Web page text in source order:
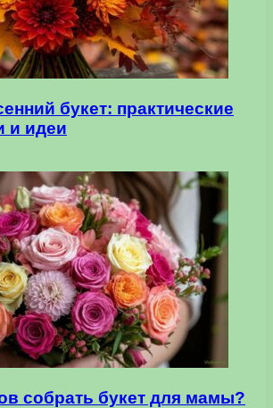
букет: практические
и идеи
собрать букет для мамы?